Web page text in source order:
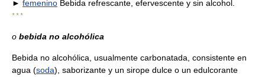
► femenino Bebida refrescante, efervescente y sin alcohol.
* * *
o bebida no alcohólica
Bebida no alcohólica, usualmente carbonatada, consistente en
agua (soda), saborizante y un sirope dulce o un edulcorante